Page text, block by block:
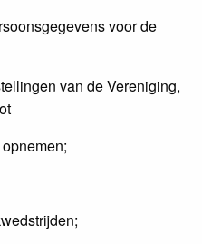
voor de
van de Vereniging,